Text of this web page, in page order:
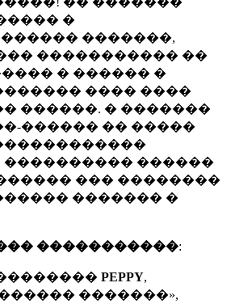
�
�������,
����������� ��
����� � ������ �
���� ����
������. � �������
������ �� �����
������
��� ��������
������� �
�����������:
PEPPY,
�������»,